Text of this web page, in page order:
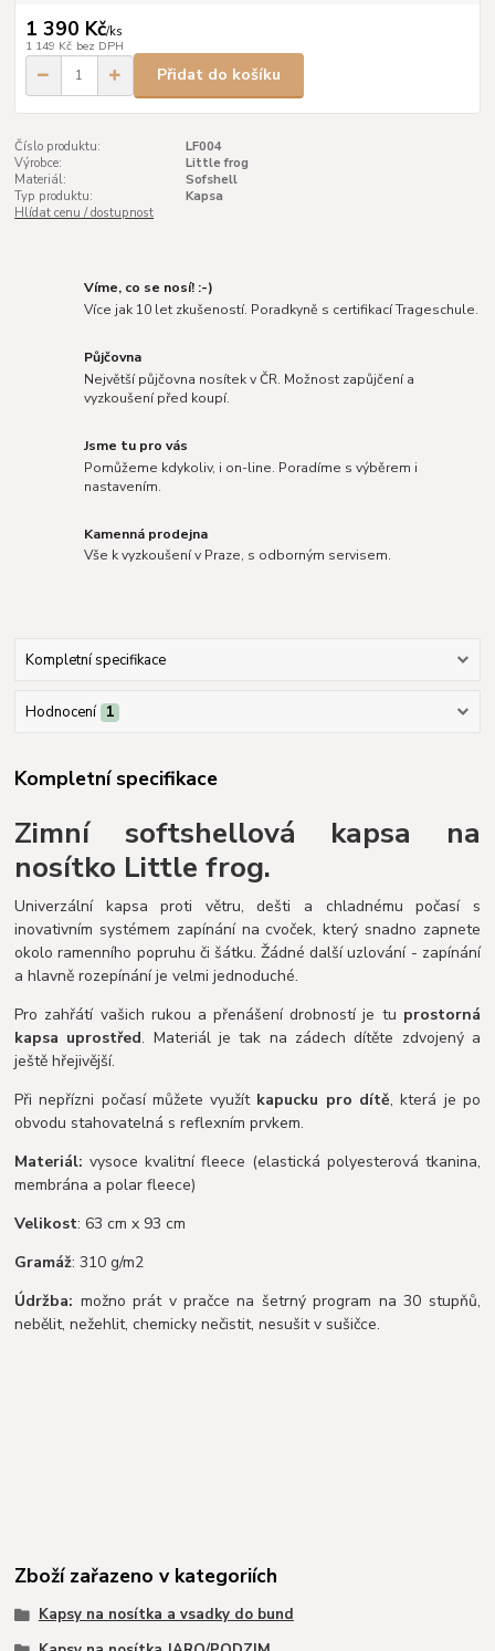
1 390 Kč/ks
1 149 Kč bez DPH
Přidat do košíku
Číslo produktu:
LF004
Výrobce:
Little frog
Materiál:
Sofshell
Typ produktu:
Kapsa
Hlídat cenu / dostupnost
Víme, co se nosí! :-)
Více jak 10 let zkušeností. Poradkyně s certifikací Trageschule.
Půjčovna
Největší půjčovna nosítek v ČR. Možnost zapůjčení a
vyzkoušení před koupí.
Jsme tu pro vás
Pomůžeme kdykoliv, i on-line. Poradíme s výběrem i
nastavením.
Kamenná prodejna
Vše k vyzkoušení v Praze, s odborným servisem.
Kompletní specifikace
Hodnocení 1
Kompletní specifikace
Zimní softshellová kapsa na
nosítko Little frog.
Univerzální kapsa proti větru, dešti a chladnému počasí s
inovativním systémem zapínání na cvoček, který snadno zapnete
okolo ramenního popruhu či šátku. Žádné další uzlování - zapínání
a hlavně rozepínání je velmi jednoduché.
Pro zahřátí vašich rukou a přenášení drobností je tu prostorná
kapsa uprostřed. Materiál je tak na zádech dítěte zdvojený a
ještě hřejivější.
Při nepřízni počasí můžete využít kapucku pro dítě, která je po
obvodu stahovatelná s reflexním prvkem.
Materiál: vysoce kvalitní fleece (elastická polyesterová tkanina,
membrána a polar fleece)
Velikost: 63 cm x 93 cm
Gramáž: 310 g/m2
Údržba: možno prát v pračce na šetrný program na 30 stupňů,
nebělit, nežehlit, chemicky nečistit, nesušit v sušičce.
Zboží zařazeno v kategoriích
Kapsy na nosítka a vsadky do bund